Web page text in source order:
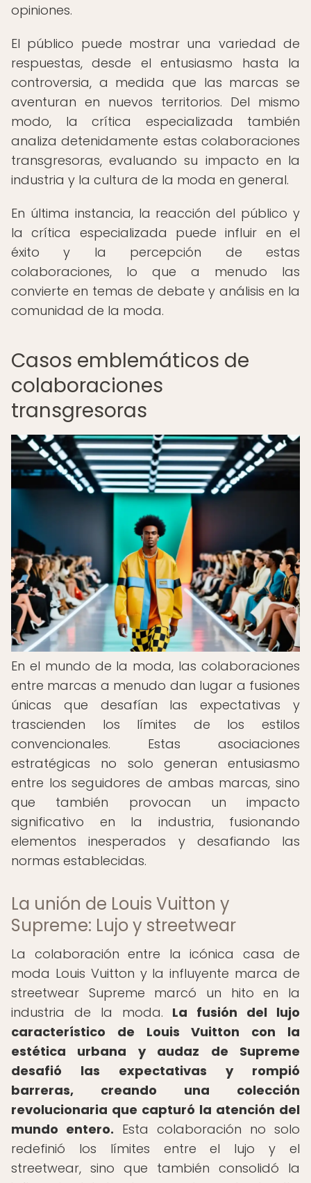
opiniones.
El público puede mostrar una variedad de
respuestas, desde el entusiasmo hasta la
controversia, a medida que las marcas se
aventuran en nuevos territorios. Del mismo
modo, la crítica especializada también
analiza detenidamente estas colaboraciones
transgresoras, evaluando su impacto en la
industria y la cultura de la moda en general.
En última instancia, la reacción del público y
la crítica especializada puede influir en el
éxito y la percepción de estas
colaboraciones, lo que a menudo las
convierte en temas de debate y análisis en la
comunidad de la moda.
Casos emblemáticos de
colaboraciones
transgresoras
En el mundo de la moda, las colaboraciones
entre marcas a menudo dan lugar a fusiones
únicas que desafían las expectativas y
trascienden los límites de los estilos
convencionales. Estas asociaciones
estratégicas no solo generan entusiasmo
entre los seguidores de ambas marcas, sino
que también provocan un impacto
significativo en la industria, fusionando
elementos inesperados y desafiando las
normas establecidas.
La unión de Louis Vuitton y
Supreme: Lujo y streetwear
La colaboración entre la icónica casa de
moda Louis Vuitton y la influyente marca de
streetwear Supreme marcó un hito en la
industria de la moda. La fusión del lujo
característico de Louis Vuitton con la
estética urbana y audaz de Supreme
desafió las expectativas y rompió
barreras, creando una colección
revolucionaria que capturó la atención del
mundo entero. Esta colaboración no solo
redefinió los límites entre el lujo y el
streetwear, sino que también consolidó la